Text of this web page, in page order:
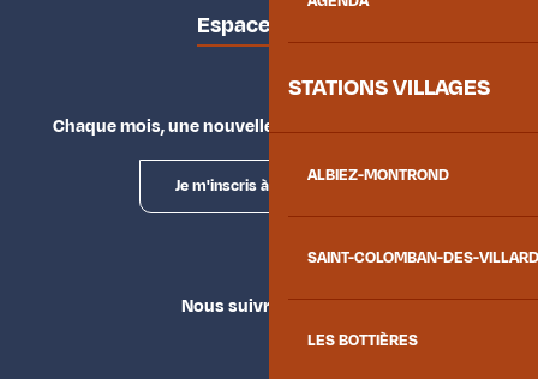
STATIONS VILLAGES
ALBIEZ-MONTROND
SAINT-COLOMBAN-DES-
LES BOTTIÈRES
Espace presse
Chaque mois, une nouvelle façon d'explorer la vallée.
Je m'inscris à la newsletter
Nous suivre